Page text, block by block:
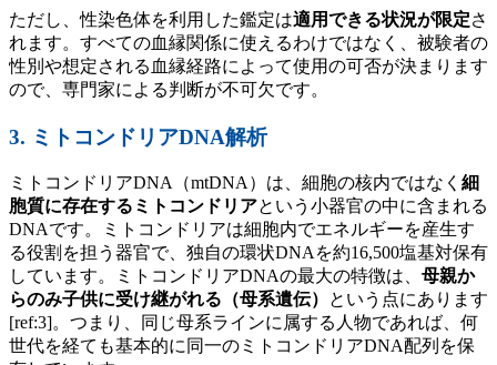
ただし、性染色体を利用した鑑定は適用できる状況が限定さ
れます。すべての血縁関係に使えるわけではなく、被験者の
性別や想定される血縁経路によって使用の可否が決まります
ので、専門家による判断が不可欠です。
3. ミトコンドリアDNA解析
ミトコンドリアDNA（mtDNA）は、細胞の核内ではなく 細
胞質に存在するミトコンドリアという小器官の中に含まれる
DNAです。ミトコンドリアは細胞内でエネルギーを産生す
る役割を担う器官で、独自の環状DNAを約16,500塩基対保有
しています。ミトコンドリアDNAの最大の特徴は、 母親か
らのみ子供に受け継がれる（母系遺伝）
という点にあります
[ref:3]。つまり、同じ母系ラインに属する人物であれば、何
世代を経ても基本的に同一のミトコンドリアDNA配列を保